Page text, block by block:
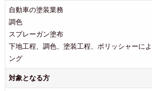
自動車の塗装業務
調色
スプレーガン塗布
下地工程、調色、塗装工程、ポリッシャーに
ング
対象となる方